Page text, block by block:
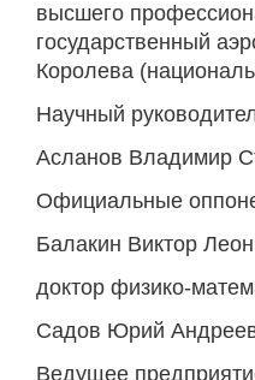
высшего
государственный
Королева
Научный
Асланов Владимир
Официальные
Балакин Виктор
доктор физико-
Садов Юрий
Ведущее